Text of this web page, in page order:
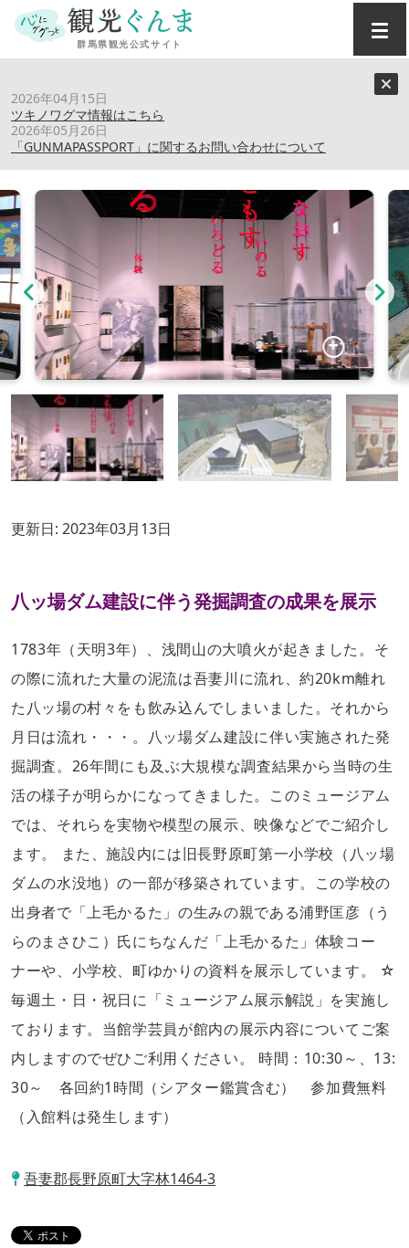
2026年04月15日
ツキノワグマ情報はこちら
2026年05月26日
「GUNMAPASSPORT」に関するお問い合わせについて
やんば天明泥流ミュージアム
更新日: 2023年03月13日
八ッ場ダム建設に伴う発掘調査の成果を展示
1783年（天明3年）、浅間山の大噴火が起きました。そ
の際に流れた大量の泥流は吾妻川に流れ、約20km離れ
た八ッ場の村々をも飲み込んでしまいました。それから
月日は流れ・・・。八ッ場ダム建設に伴い実施された発
掘調査。26年間にも及ぶ大規模な調査結果から当時の生
活の様子が明らかになってきました。このミュージアム
では、それらを実物や模型の展示、映像などでご紹介し
ます。 また、施設内には旧長野原町第一小学校（八ッ場
ダムの水没地）の一部が移築されています。この学校の
出身者で「上毛かるた」の生みの親である浦野匡彦（う
らのまさひこ）氏にちなんだ「上毛かるた」体験コー
ナーや、小学校、町ゆかりの資料を展示しています。 ☆
毎週土・日・祝日に「ミュージアム展示解説」を実施し
ております。当館学芸員が館内の展示内容についてご案
内しますのでぜひご利用ください。 時間：10:30～、13:
30～ 各回約1時間（シアター鑑賞含む） 参加費無料
（入館料は発生します）
吾妻郡長野原町大字林1464-3